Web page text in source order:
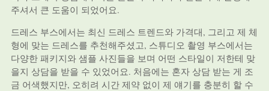
주셔서 큰 도움이 되었어요.
드레스 부스에서는 최신 드레스 트렌드와 가격대, 그리고 제 체
형에 맞는 드레스를 추천해주셨고, 스튜디오 촬영 부스에서는
다양한 패키지와 샘플 사진들을 보며 어떤 스타일이 저한테 맞
을지 상담을 받을 수 있었어요. 처음에는 혼자 상담 받는 게 조
금 어색했지만, 오히려 시간 제약 없이 제 얘기를 충분히 할 수